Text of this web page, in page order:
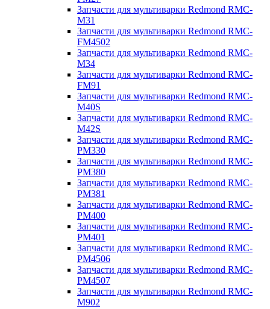
Запчасти для мультиварки Redmond RMC-
M31
Запчасти для мультиварки Redmond RMC-
FM4502
Запчасти для мультиварки Redmond RMC-
M34
Запчасти для мультиварки Redmond RMC-
FM91
Запчасти для мультиварки Redmond RMC-
M40S
Запчасти для мультиварки Redmond RMC-
M42S
Запчасти для мультиварки Redmond RMC-
PM330
Запчасти для мультиварки Redmond RMC-
PM380
Запчасти для мультиварки Redmond RMC-
PM381
Запчасти для мультиварки Redmond RMC-
PM400
Запчасти для мультиварки Redmond RMC-
PM401
Запчасти для мультиварки Redmond RMC-
PM4506
Запчасти для мультиварки Redmond RMC-
PM4507
Запчасти для мультиварки Redmond RMC-
M902